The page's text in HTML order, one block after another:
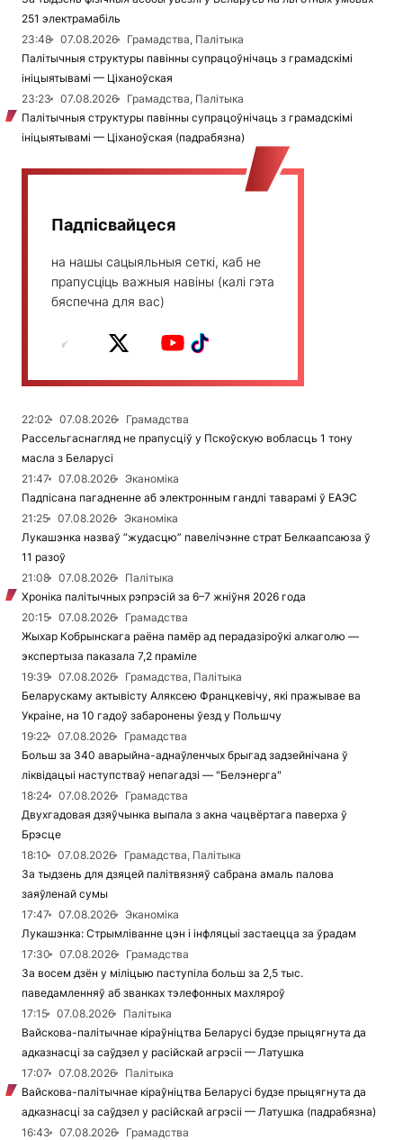
251 электрамабіль
23:48
07.08.2026
Грамадства, Палітыка
Палітычныя структуры павінны супрацоўнічаць з грамадскімі
ініцыятывамі — Ціханоўская
23:23
07.08.2026
Грамадства, Палітыка
Палітычныя структуры павінны супрацоўнічаць з грамадскімі
ініцыятывамі — Ціханоўская (падрабязна)
Падпісвайцеся
на нашы сацыяльныя сеткі, каб не
прапусціць важныя навіны (калі гэта
бяспечна для вас)
22:02 07.08.2026
Грамадства
Рассельгаснагляд не прапусціў у Пскоўскую вобласць 1 тону
масла з Беларусі
21:47
07.08.2026
Эканоміка
Падпісана пагадненне аб электронным гандлі таварамі ў ЕАЭС
21:25
07.08.2026
Эканоміка
Лукашэнка назваў “жудасцю” павелічэнне страт Белкаапсаюза ў
11 разоў
21:08
07.08.2026
Палітыка
Хроніка палітычных рэпрэсій за 6–7 жніўня 2026 года
20:15
07.08.2026
Грамадства
Жыхар Кобрынскага раёна памёр ад перадазіроўкі алкаголю —
экспертыза паказала 7,2 праміле
19:39
07.08.2026
Грамадства, Палітыка
Беларускаму актывісту Аляксею Францкевічу, які пражывае ва
Украіне, на 10 гадоў забаронены ўезд у Польшчу
19:22
07.08.2026
Грамадства
Больш за 340 аварыйна-аднаўленчых брыгад задзейнічана ў
ліквідацыі наступстваў непагадзі — "Белэнерга"
18:24
07.08.2026
Грамадства
Двухгадовая дзяўчынка выпала з акна чацвёртага паверха ў
Брэсце
18:10
07.08.2026
Грамадства, Палітыка
За тыдзень для дзяцей палітвязняў сабрана амаль палова
заяўленай сумы
17:47
07.08.2026
Эканоміка
Лукашэнка: Стрымліванне цэн і інфляцыі застаецца за ўрадам
17:30
07.08.2026
Грамадства
За восем дзён у міліцыю паступіла больш за 2,5 тыс.
паведамленняў аб званках тэлефонных махляроў
17:15
07.08.2026
Палітыка
Вайскова-палітычнае кіраўніцтва Беларусі будзе прыцягнута да
адказнасці за саўдзел у расійскай агрэсіі — Латушка
17:07
07.08.2026
Палітыка
Вайскова-палітычнае кіраўніцтва Беларусі будзе прыцягнута да
адказнасці за саўдзел у расійскай агрэсіі — Латушка (падрабязна)
16:43
07.08.2026
Грамадства